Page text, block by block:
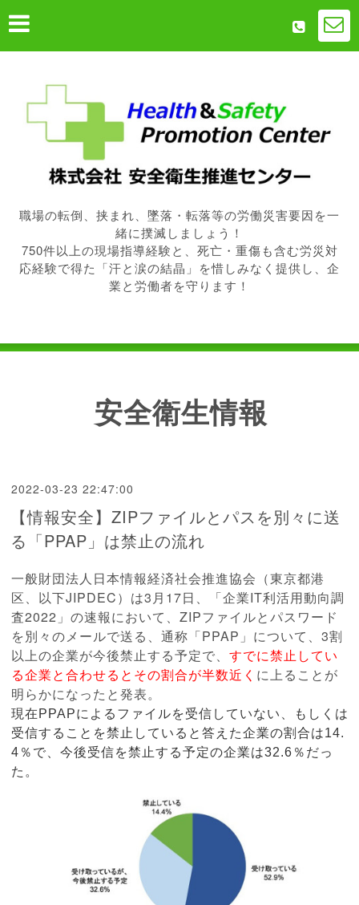
職場の転倒、挟まれ、墜落・転落等の労働災害要因を一
緒に撲滅しましょう！
750件以上の現場指導経験と、死亡・重傷も含む労災対
応経験で得た「汗と涙の結晶」を惜しみなく提供し、企
業と労働者を守ります！
安全衛生情報
2022-03-23 22:47:00
【情報安全】ZIPファイルとパスを別々に送
る「PPAP」は禁止の流れ
一般財団法人日本情報経済社会推進協会（東京都港
区、以下JIPDEC）は3月17日、「企業IT利活用動向調
査2022」の速報において、ZIPファイルとパスワード
を別々のメールで送る、通称「PPAP」について、3割
以上の企業が今後禁止する予定で、すでに禁止してい
る企業と合わせるとその割合が半数近く に上ることが
明らかになったと発表。
現在PPAPによるファイルを受信していない、もしくは
受信することを禁止していると答えた企業の割合は14.
4％で、今後受信を禁止する予定の企業は32.6％だっ
た。